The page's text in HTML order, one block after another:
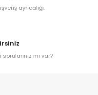
ayrıcalığı.
mı var?